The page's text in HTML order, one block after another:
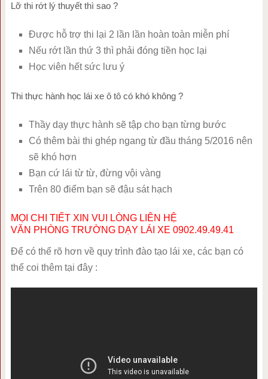
Lỡ thi rớt lý thuyết thì sao ?
Được hỗ trợ thi lại 2 lần lần hoàn toàn miễn phí
Nếu rớt lần thứ 3 thì phải đóng tiền học lại
Học viên hết sức lưu ý
Thi thực hành học lái xe ô tô có khó không ?
Thầy dạy thực hành sẽ tập cho bạn từng bước
Có thêm bài thi ghép ngang từ đầu tháng 5/2016 nên
sẽ khó hơn
Bạn cứ lái từ từ, đừng vội vàng
Trên 80 điểm bạn sẽ đậu sát hạch
MỌI CHI TIẾT XIN VUI LÒNG LIÊN HỆ
VĂN PHÒNG TRƯỜNG DẠY LÁI XE 0902.49.49.41
Để có thể rõ hơn về quy trình đào tạo lái xe, các bạn có
thể coi thêm tại đây :